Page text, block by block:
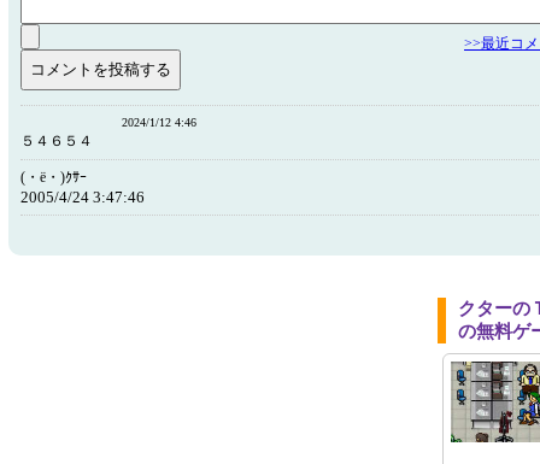
>>最近コ
2024/1/12 4:46
５４６５４
(・ё・)ｸｻｰ
2005/4/24 3:47:46
クターの
の無料ゲ